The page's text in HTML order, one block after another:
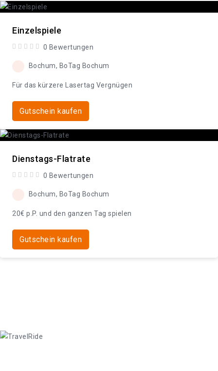
Einzelspiele
0 Bewertungen
Bochum, BoTag Bochum
Für das kürzere Lasertag Vergnügen
Gutschein kaufen
Dienstags-Flatrate
0 Bewertungen
Bochum, BoTag Bochum
20€ p.P. und den ganzen Tag spielen
Gutschein kaufen